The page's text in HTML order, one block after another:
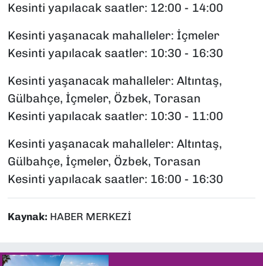
Kesinti yapılacak saatler: 12:00 - 14:00
Kesinti yaşanacak mahalleler: İçmeler
Kesinti yapılacak saatler: 10:30 - 16:30
Kesinti yaşanacak mahalleler: Altıntaş,
Gülbahçe, İçmeler, Özbek, Torasan
Kesinti yapılacak saatler: 10:30 - 11:00
Kesinti yaşanacak mahalleler: Altıntaş,
Gülbahçe, İçmeler, Özbek, Torasan
Kesinti yapılacak saatler: 16:00 - 16:30
Kaynak: HABER MERKEZİ